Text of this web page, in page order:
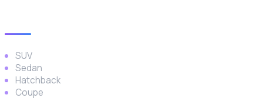
SUV
Sedan
Hatchback
Coupe